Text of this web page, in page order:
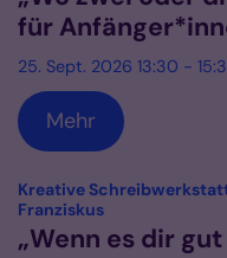
für
25. Sept. 2026 13:30 -
Mehr
Kreative
Franziskus:
„Wenn es dir